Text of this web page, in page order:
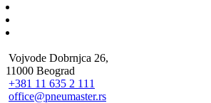
Vojvode Dobrnjca 26,
11000 Beograd
+381 11 635 2 111
office@pneumaster.rs